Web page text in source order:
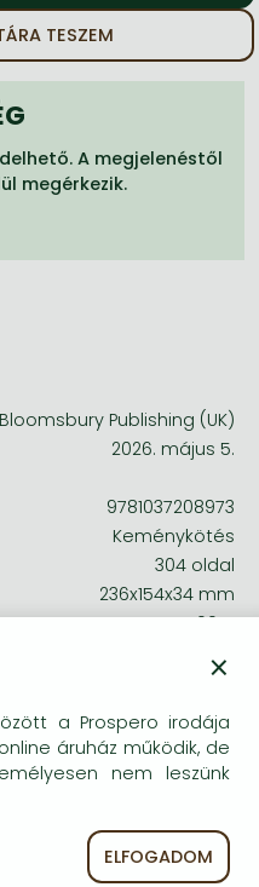
TESZEM
A megjelenéstől
megérkezik.
Bloomsbury Publishing (UK)
2026. május 5.
9781037208973
Keménykötés
304 oldal
236x154x34 mm
500 g
×
a Prospero irodája
áruház működik, de
nem leszünk
ELFOGADOM